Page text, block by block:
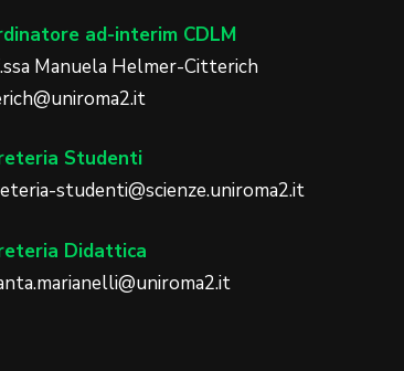
ad-interim CDLM
Manuela Helmer-Citterich
Studenti
studenti@scienze.uniroma2.it
Didattica